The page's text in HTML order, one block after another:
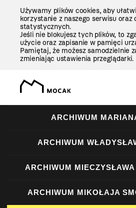
Używamy plików cookies, aby
korzystanie z naszego serwisu oraz
statystycznych.
Jeśli nie blokujesz tych plików, to
użycie oraz zapisanie w pamięci
Pamiętaj, że możesz samodzielnie
zmieniając ustawienia przeglądarki.
ARCHIWUM
ARCHIWUM
ARCHIWUM
ARCHIWUM MIKOŁAJA